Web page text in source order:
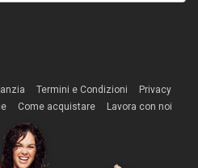
Termini e Condizioni
Privacy
Come acquistare Lavora con noi